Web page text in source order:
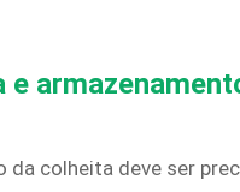
e
da colheita deve ser